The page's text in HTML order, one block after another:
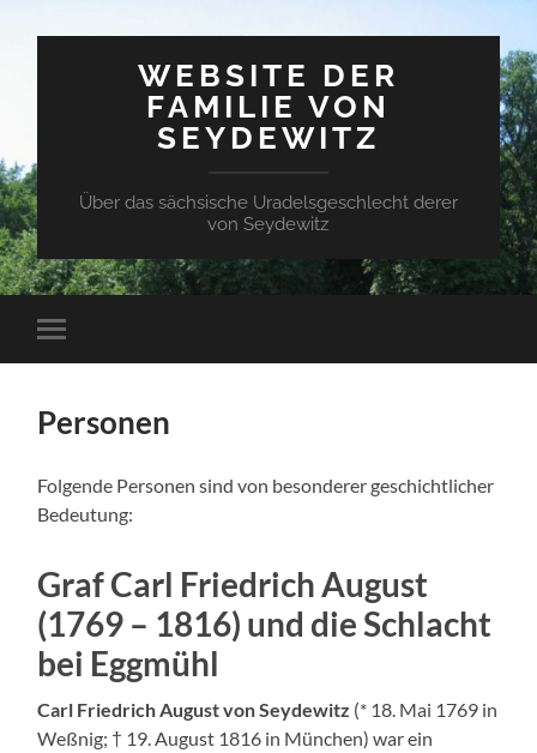
WEBSITE DER
FAMILIE VON
SEYDEWITZ
Über das sächsische Uradelsgeschlecht derer
von Seydewitz
Mobile-
Menü
Personen
Folgende Personen sind von besonderer geschichtlicher
Bedeutung:
Graf Carl Friedrich August
(1769 – 1816) und die Schlacht
bei Eggmühl
Carl Friedrich August von Seydewitz (* 18. Mai 1769 in
Weßnig; † 19. August 1816 in München) war ein